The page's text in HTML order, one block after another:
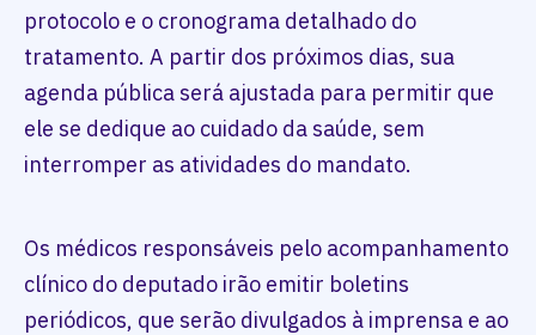
protocolo e o cronograma detalhado do
tratamento. A partir dos próximos dias, sua
agenda pública será ajustada para permitir que
ele se dedique ao cuidado da saúde, sem
interromper as atividades do mandato.
Os médicos responsáveis pelo acompanhamento
clínico do deputado irão emitir boletins
periódicos, que serão divulgados à imprensa e ao